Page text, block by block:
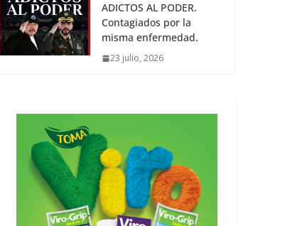
ADICTOS AL PODER.
Contagiados por la
misma enfermedad.
23 julio, 2026